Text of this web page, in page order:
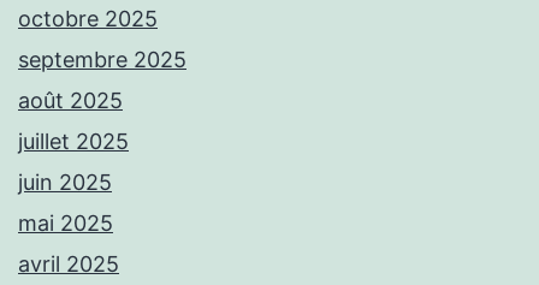
octobre 2025
septembre 2025
août 2025
juillet 2025
juin 2025
mai 2025
avril 2025